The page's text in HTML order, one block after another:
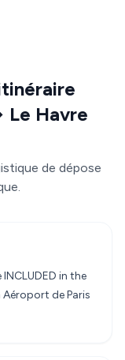
Le Havre
de dépose
in the
de Paris